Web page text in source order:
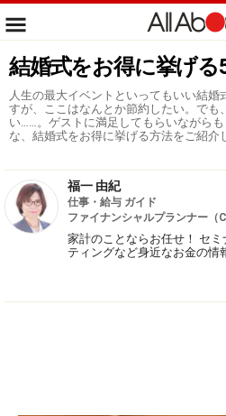
結婚式をお得に挙げる
人生の最大イベントといってもいい結婚
すが、ここはなんとか節約したい。でも
い……。ゲストに満足してもらいながら
な、結婚式をお得に挙げる方法をご紹介
福一 由紀
仕事・給与 ガイド
ファイナンシャルプランナー（
家計のことならお任せ！ セ
ティングなど身近なお金の情